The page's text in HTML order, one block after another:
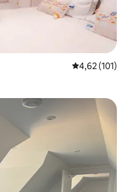
Note
4,62 (101)